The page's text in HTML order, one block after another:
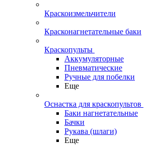
Краскоизмельчители
Красконагнетательные баки
Краскопульты
Аккумуляторные
Пневматические
Ручные для побелки
Еще
Оснастка для краскопультов
Баки нагнетательные
Бачки
Рукава (шлаги)
Еще